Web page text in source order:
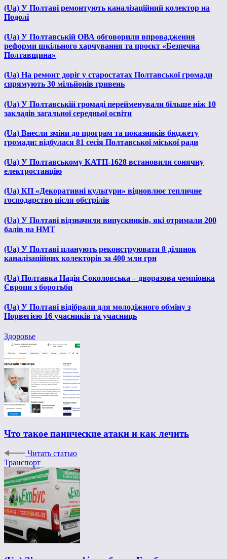
(Ua) У Полтаві ремонтують каналізаційний колектор на
Подолі
(Ua) У Полтавській ОВА обговорили впровадження
реформи шкільного харчування та проєкт «Безпечна
Полтавщина»
(Ua) На ремонт доріг у старостатах Полтавської громади
спрямують 30 мільйонів гривень
(Ua) У Полтавській громаді перейменували більше ніж 10
закладів загальної середньої освіти
(Ua) Внесли зміни до програм та показників бюджету
громади: відбулася 81 сесія Полтавської міської ради
(Ua) У Полтавському КАТП-1628 встановили сонячну
електростанцію
(Ua) КП «Декоративні культури» відновлює тепличне
господарство після обстрілів
(Ua) У Полтаві відзначили випускників, які отримали 200
балів на НМТ
(Ua) У Полтаві планують реконструювати 8 ділянок
каналізаційних колекторів за 400 млн грн
(Ua) Полтавка Надія Соколовська – дворазова чемпіонка
Європи з боротьби
(Ua) У Полтаві відібрали для молодіжного обміну з
Норвегією 16 учасників та учасниць
Здоровье
Что такое панические атаки и как лечить
Читать статью
Транспорт